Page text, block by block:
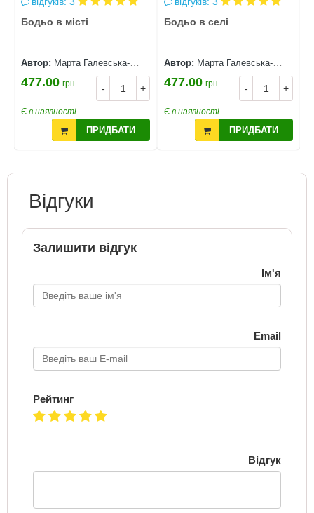
Бодьо в місті
Автор: Марта Галевська-
Кустра
- +
477.00 грн.
Є в наявності
ПРИДБАТИ
Бодьо в селі
Автор: Марта Галевська-
Кустра
- +
477.00 грн.
Є в наявності
ПРИДБАТИ
Відгуки
Залишити відгук
Ім'я
Email
Рейтинг
Відгук